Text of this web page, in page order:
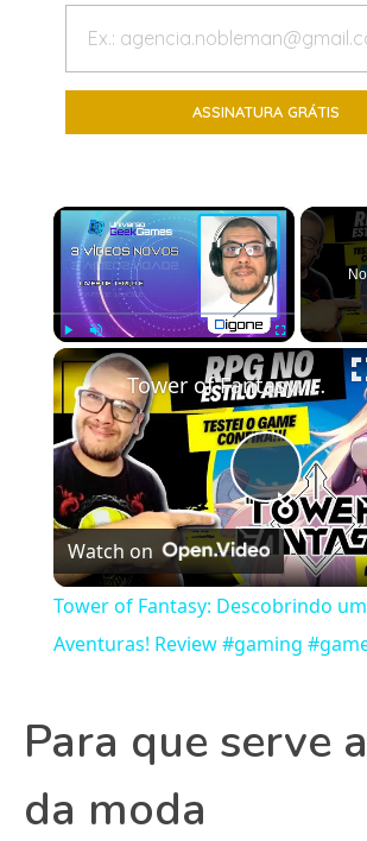
×
Unmute Fullscreen
Play
Video
Tower of Fantasy: Descobrindo um Mundo de Aventuras! Review #gaming #gameplay
Watch on
Tower of Fantasy: Descobrindo
Aventuras! Review #gaming
Para que serve
da moda